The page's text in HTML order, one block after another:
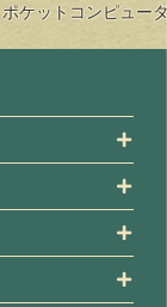
ポケットコンピュー